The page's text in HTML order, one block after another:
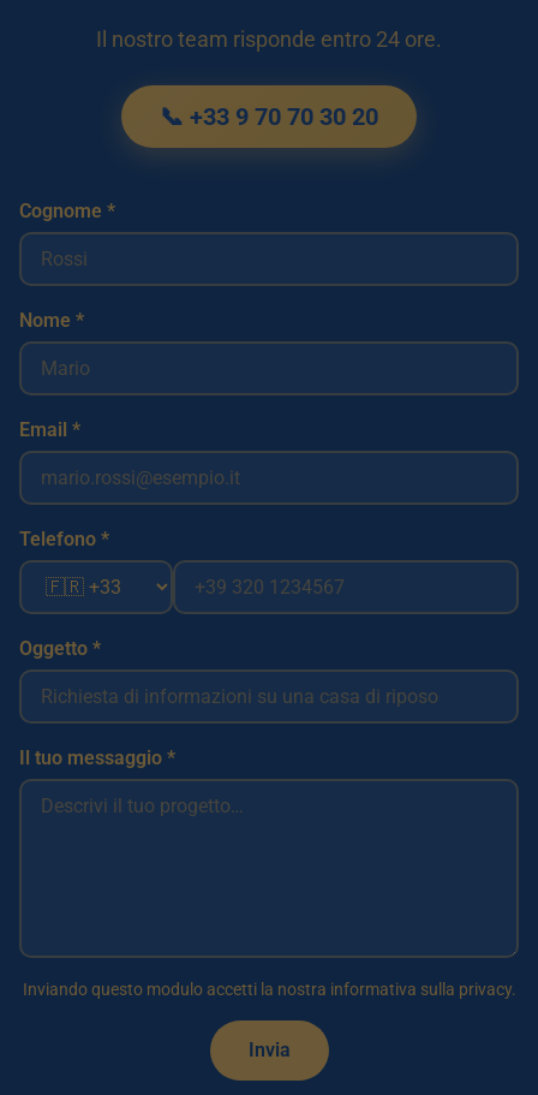
Il nostro team risponde entro 24 ore.
📞 +33 9 70 70 30 20
Cognome *
Nome *
Email *
Telefono *
Oggetto *
Il tuo messaggio *
Inviando questo modulo accetti la nostra informativa sulla privacy.
Invia